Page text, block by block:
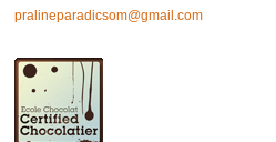
pralineparadicsom@gmail.com